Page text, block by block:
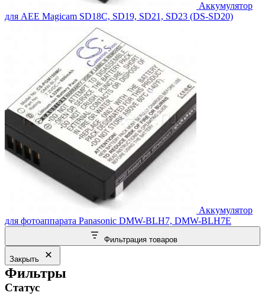
Аккумулятор
для AEE Magicam SD18C, SD19, SD21, SD23 (DS-SD20)
Аккумулятор
для фотоаппарата Panasonic DMW-BLH7, DMW-BLH7E
Фильтрация товаров
Закрыть
Фильтры
Статус